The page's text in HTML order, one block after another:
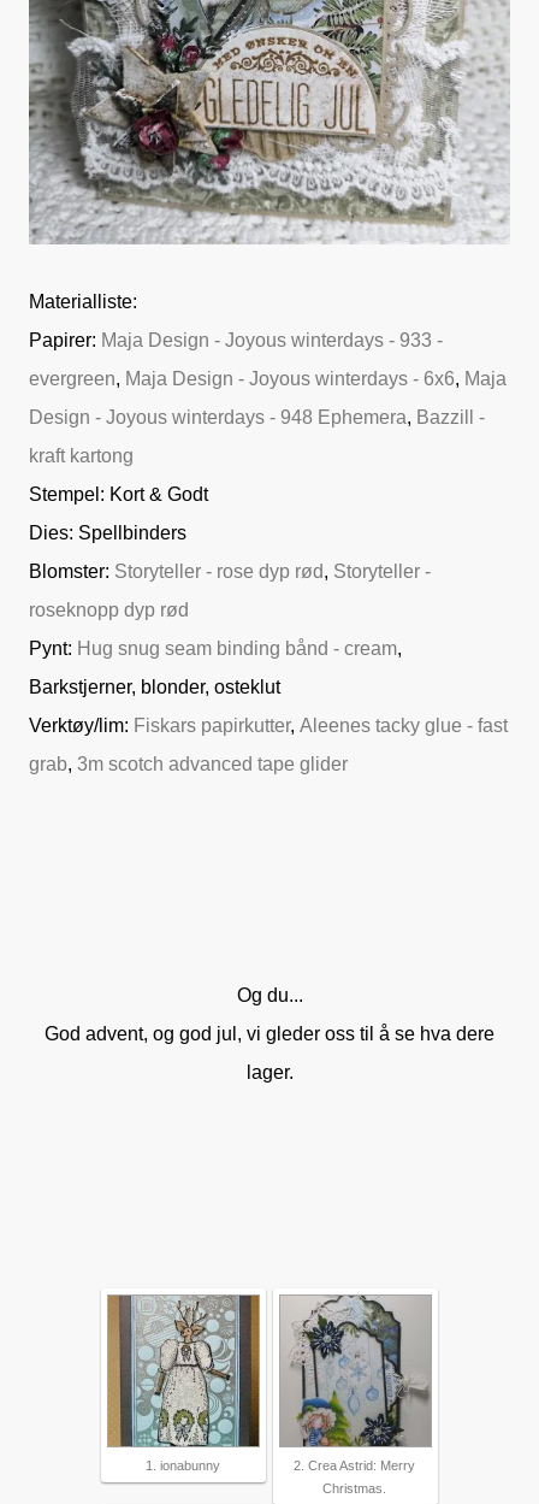
Materialliste:
Papirer: Maja Design - Joyous winterdays - 933 -
evergreen, Maja Design - Joyous winterdays - 6x6, Maja
Design - Joyous winterdays - 948 Ephemera, Bazzill -
kraft kartong
Stempel: Kort & Godt
Dies: Spellbinders
Blomster: Storyteller - rose dyp rød, Storyteller -
roseknopp dyp rød
Pynt: Hug snug seam binding bånd - cream,
Barkstjerner, blonder, osteklut
Verktøy/lim: Fiskars papirkutter, Aleenes tacky glue - fast
grab, 3m scotch advanced tape glider
Og du...
God advent, og god jul, vi gleder oss til å se hva dere
lager.
1. ionabunny
2. Crea Astrid: Merry
Christmas.